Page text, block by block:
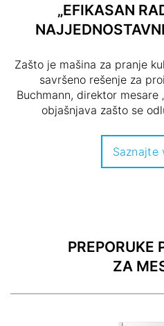
„EFIKASAN
Zašto je mašina za pranje
savršeno rešenje za
Buchmann, direktor mesare
objašnjava zašto se
Saznajte
PREPORUKE
ZA